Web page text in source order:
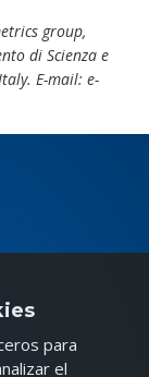
group,
di Scienza e
E-mail: e-
para
el